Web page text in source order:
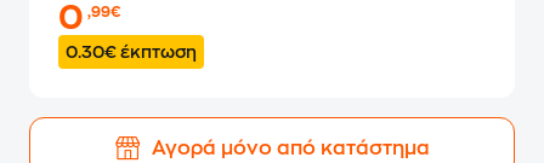
0,99€
0.30€ έκπτωση
Αγορά μόνο από κατάστημα